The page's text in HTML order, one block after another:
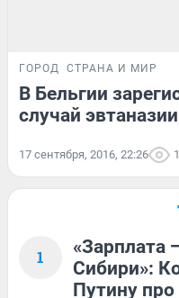
ГОРОД СТРАНА И МИР
В Бельгии
случай
17 сентября, 2016, 22:26
1
«Зарплата
Сибири»:
Путину